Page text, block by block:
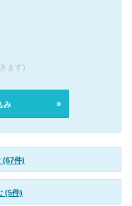
ます)
み
(67件)
(5件)